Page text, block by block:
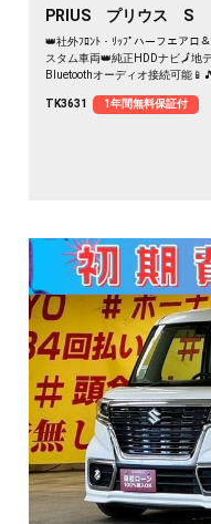
PRIUS プリウス S
👑社外ﾌﾛﾝﾄ・ﾘｯﾌﾟハーフエアロ
スタム車両👑純正HDDナビ🗾地
Bluetoothオーディオ接続可能
室となるのでたくさんの荷物を
イト＆LEDフォグ🔦バックカメ
TK3631 1年間無料保証付